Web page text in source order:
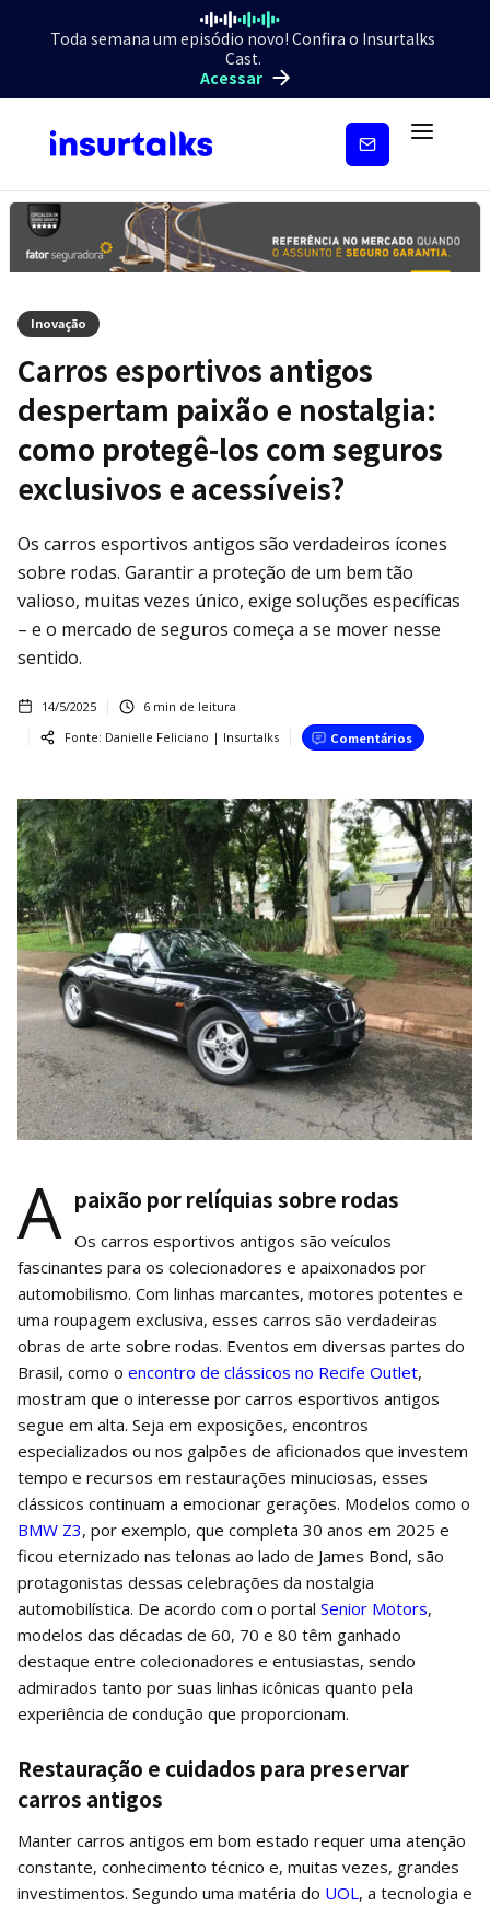
Toda semana um episódio novo! Confira o Insurtalks
Cast.
Acessar
Inscreva-
Inovação
Carros esportivos antigos
despertam paixão e nostalgia:
como protegê-los com seguros
exclusivos e acessíveis?
Os carros esportivos antigos são verdadeiros ícones
sobre rodas. Garantir a proteção de um bem tão
valioso, muitas vezes único, exige soluções específicas
– e o mercado de seguros começa a se mover nesse
sentido.
14/5/2025 6 min de leitura
Fonte: Danielle Feliciano | Insurtalks Comentários
A paixão por relíquias sobre rodas
Os carros esportivos antigos são veículos
fascinantes para os colecionadores e apaixonados por
automobilismo. Com linhas marcantes, motores potentes e
uma roupagem exclusiva, esses carros são verdadeiras
obras de arte sobre rodas. Eventos em diversas partes do
Brasil, como o encontro de clássicos no Recife Outlet,
mostram que o interesse por carros esportivos antigos
segue em alta. Seja em exposições, encontros
especializados ou nos galpões de aficionados que investem
tempo e recursos em restaurações minuciosas, esses
clássicos continuam a emocionar gerações. Modelos como o
BMW Z3, por exemplo, que completa 30 anos em 2025 e
ficou eternizado nas telonas ao lado de James Bond, são
protagonistas dessas celebrações da nostalgia
automobilística. De acordo com o portal Senior Motors,
modelos das décadas de 60, 70 e 80 têm ganhado
destaque entre colecionadores e entusiastas, sendo
admirados tanto por suas linhas icônicas quanto pela
experiência de condução que proporcionam.
Restauração e cuidados para preservar
carros antigos
Manter carros antigos em bom estado requer uma atenção
constante, conhecimento técnico e, muitas vezes, grandes
investimentos. Segundo uma matéria do UOL, a tecnologia e